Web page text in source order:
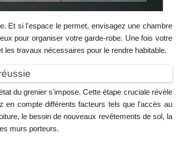
Et si l'espace le permet, envisagez une chambre
pour organiser votre garde-robe. Une fois votre
les travaux nécessaires pour le rendre habitable.
du grenier s'impose. Cette étape cruciale révèle
en compte différents facteurs tels que l'accès au
le besoin de nouveaux revêtements de sol, la
murs porteurs.